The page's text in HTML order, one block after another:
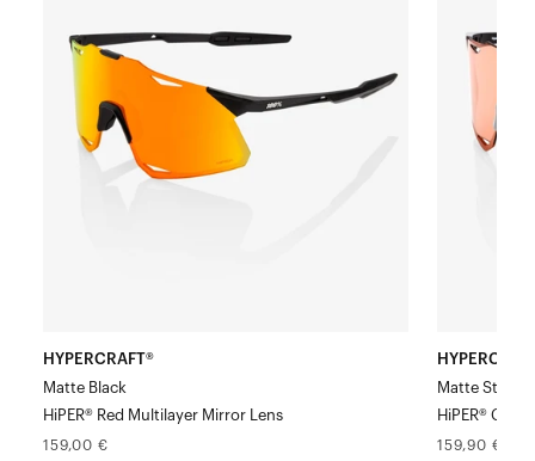
noir
rouge
HYPERCRAFT®
Matte Black
HiPER® Red Multilayer Mirror Lens
Prix
159,00 €
HiPER®
Verre
Matte Stone
HiPER® Coral
Prix
159,90 €